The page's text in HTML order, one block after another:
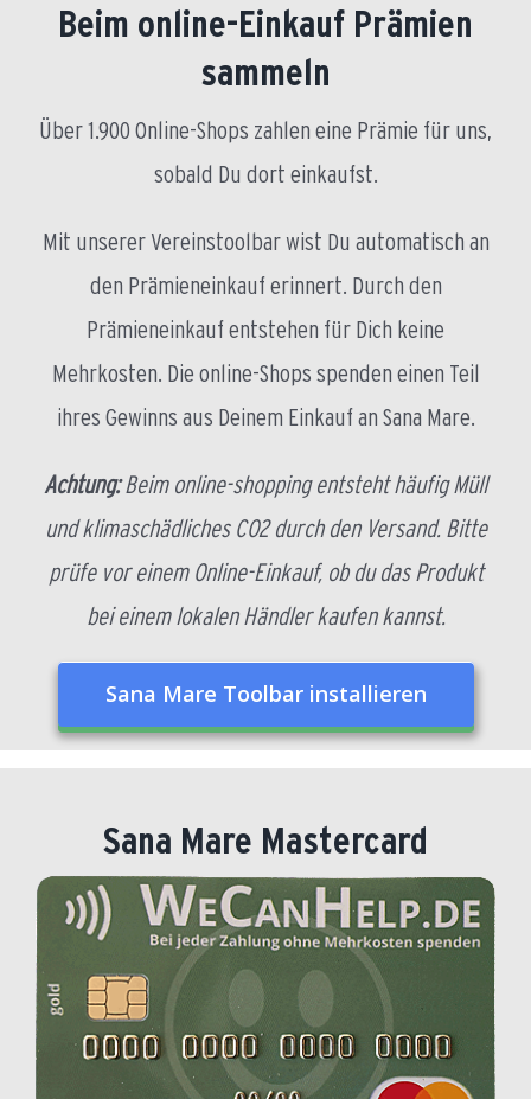
Beim online-Einkauf Prämien
sammeln
Über 1.900 Online-Shops zahlen eine Prämie für uns,
sobald Du dort einkaufst.
Mit unserer Vereinstoolbar wist Du automatisch an
den Prämieneinkauf erinnert. Durch den
Prämieneinkauf entstehen für Dich keine
Mehrkosten. Die online-Shops spenden einen Teil
ihres Gewinns aus Deinem Einkauf an Sana Mare.
Achtung:Beim online-shopping entsteht häufig Müll
und klimaschädliches CO2 durch den Versand. Bitte
prüfe vor einem Online-Einkauf, ob du das Produkt
bei einem lokalen Händler kaufen kannst.
Sana Mare Toolbar installieren
Sana Mare Mastercard